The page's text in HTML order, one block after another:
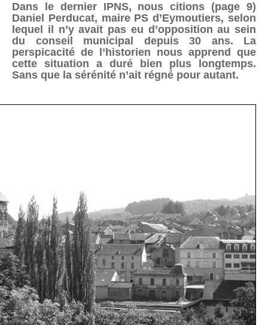
Dans le dernier IPNS, nous citions (page 9)
Daniel Perducat, maire PS d’Eymoutiers, selon
lequel il n’y avait pas eu d’opposition au sein
du conseil municipal depuis 30 ans. La
perspicacité de l’historien nous apprend que
cette situation a duré bien plus longtemps.
Sans que la sérénité n’ait régné pour autant.